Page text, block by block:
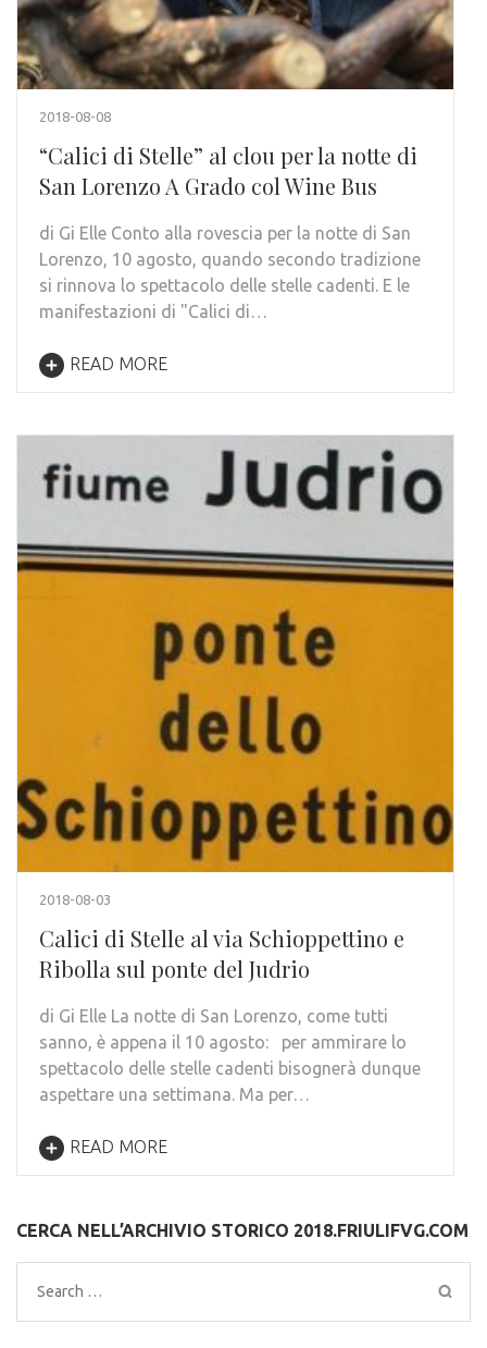
2018-08-08
“Calici di Stelle” al clou per la notte di
San Lorenzo A Grado col Wine Bus
di Gi Elle Conto alla rovescia per la notte di San
Lorenzo, 10 agosto, quando secondo tradizione
si rinnova lo spettacolo delle stelle cadenti. E le
manifestazioni di "Calici di…
READ MORE
2018-08-03
Calici di Stelle al via Schioppettino e
Ribolla sul ponte del Judrio
di Gi Elle La notte di San Lorenzo, come tutti
sanno, è appena il 10 agosto: per ammirare lo
spettacolo delle stelle cadenti bisognerà dunque
aspettare una settimana. Ma per…
READ MORE
CERCA NELL’ARCHIVIO STORICO 2018.FRIULIFVG.COM
Search
for: